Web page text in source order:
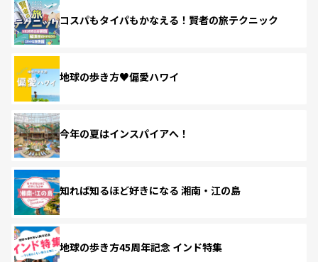
コスパもタイパもかなえる！賢者の旅テクニック
地球の歩き方♥偏愛ハワイ
今年の夏はインスパイアへ！
知れば知るほど好きになる 湘南・江の島
地球の歩き方45周年記念 インド特集